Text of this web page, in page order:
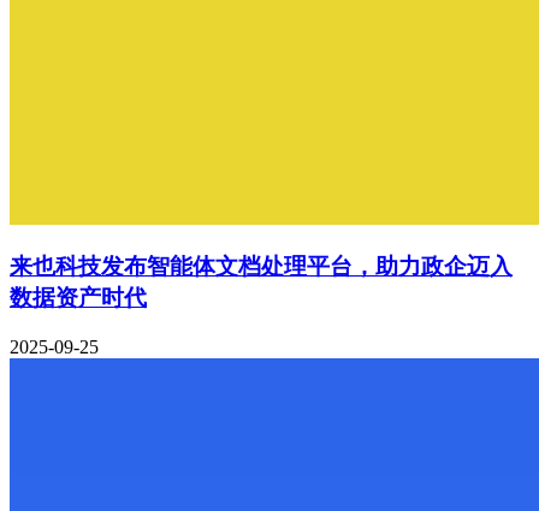
来也科技发布智能体文档处理平台，助力政企迈入
数据资产时代
2025-09-25